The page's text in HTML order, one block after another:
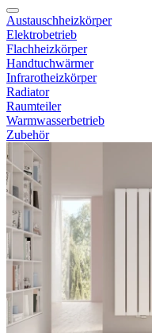
Austauschheizkörper
Elektrobetrieb
Flachheizkörper
Handtuchwärmer
Infrarotheizkörper
Radiator
Raumteiler
Warmwasserbetrieb
Zubehör